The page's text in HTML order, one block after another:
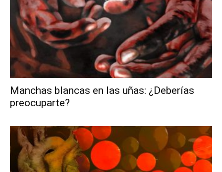
Manchas blancas en las uñas: ¿Deberías
preocuparte?